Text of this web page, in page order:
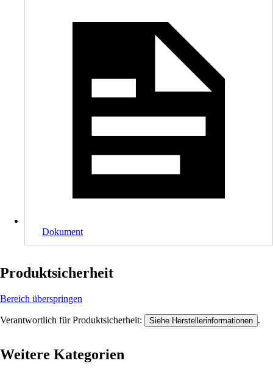
Dokument
Produktsicherheit
Bereich überspringen
Verantwortlich für Produktsicherheit: Siehe Herstellerinformationen .
Weitere Kategorien